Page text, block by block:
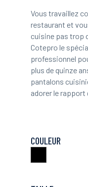
Vous travaillez
restaurant et
cuisine pas trop
Cotepro le
professionnel
plus de quinze
pantalons
adorer le rapport
COULEUR